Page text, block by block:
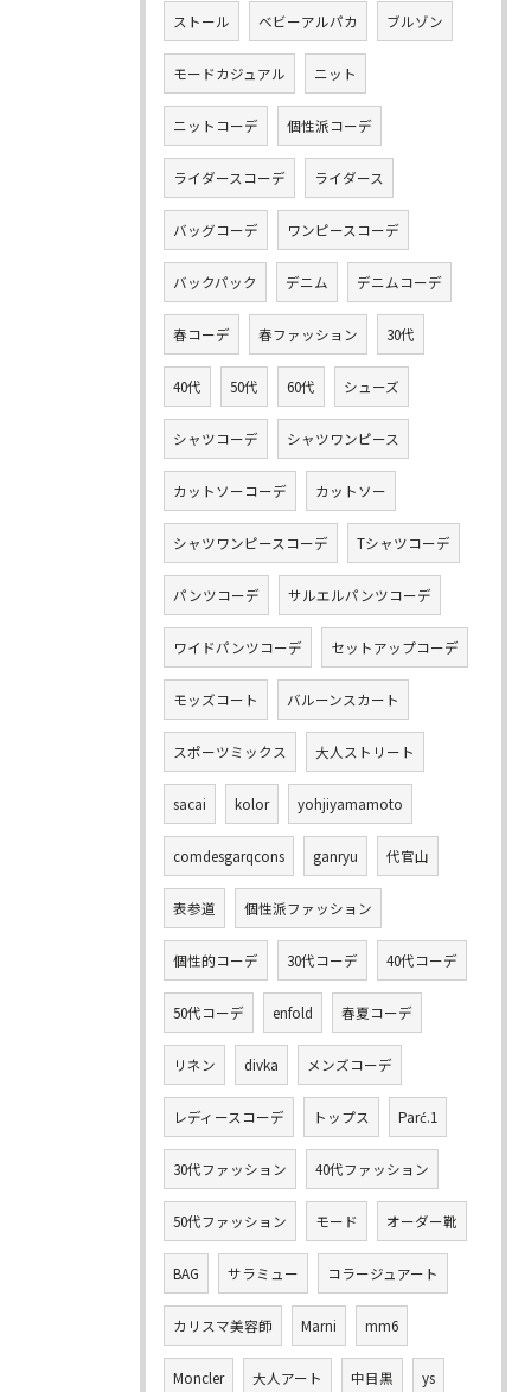
ストール ベビーアルパカ ブルゾン
モードカジュアル ニット
ニットコーデ 個性派コーデ
ライダースコーデ ライダース
バッグコーデ ワンピースコーデ
バックパック デニム デニムコーデ
春コーデ 春ファッション 30代
40代 50代 60代 シューズ
シャツコーデ シャツワンピース
カットソーコーデ カットソー
シャツワンピースコーデ Tシャツコーデ
パンツコーデ サルエルパンツコーデ
ワイドパンツコーデ セットアップコーデ
モッズコート バルーンスカート
スポーツミックス 大人ストリート
sacai kolor yohjiyamamoto
comdesgarqcons ganryu 代官山
表参道 個性派ファッション
個性的コーデ 30代コーデ 40代コーデ
50代コーデ enfold 春夏コーデ
リネン divka メンズコーデ
レディースコーデ トップス Parć.1
30代ファッション 40代ファッション
50代ファッション モード オーダー靴
BAG サラミュー コラージュアート
カリスマ美容師 Marni mm6
Moncler 大人アート 中目黒 ys